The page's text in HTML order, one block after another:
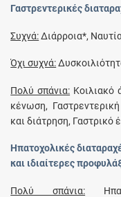
Γαστρεντερικές
Συχνά:Διάρροια*,
Όχι συχνά:
Πολύ σπάνια: Κοιλιακό
κένωση,
και διάτρηση, Γαστρικό
Ηπατοχολικές
και ιδιαίτερες
Πολύ σπάνια: